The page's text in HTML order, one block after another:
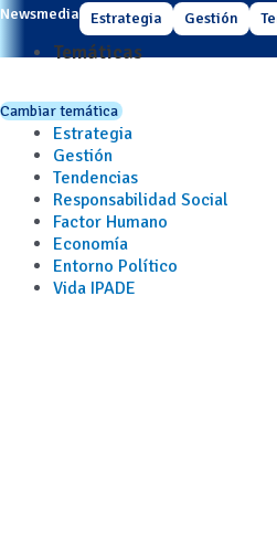
Newsmedia Estrategia Gestión
Temáticas
Cambiar temática
Estrategia
Gestión
Tendencias
Responsabilidad Social
Factor Humano
Economía
Entorno Político
Vida IPADE